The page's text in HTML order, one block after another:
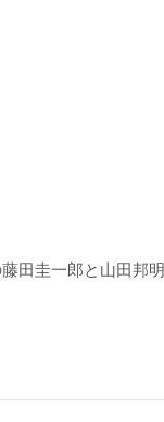
田圭一郎と山田邦